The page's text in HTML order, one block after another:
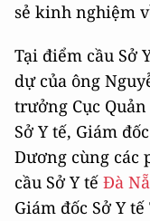
sẻ kinh nghiệm
Tại điểm cầu Sở
dự của ông
trưởng Cục
Sở Y tế, Giám
Dương cùng các
cầu Sở Y tế Đà
Giám đốc Sở Y